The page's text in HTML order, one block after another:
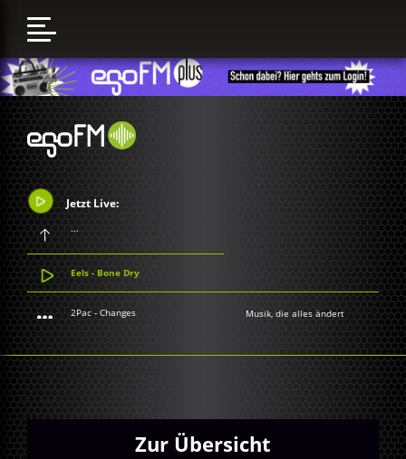
Jetzt Live:
...
Eels - Bone Dry
2Pac - Changes Musik, die alles ändert
Zur Übersicht